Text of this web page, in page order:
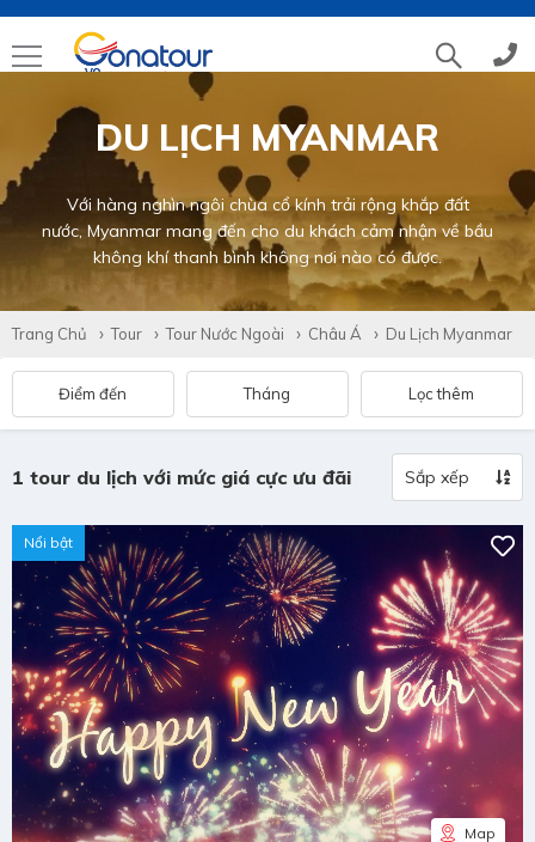
Tổng đài (028)39 14 18 18
Hotline tour nước ngoài 0786 711 611
Hotline tour trong nước 0783 336 116
Hotline tư vấn dịch vụ
DU LỊCH MYANMAR
Với hàng nghìn ngôi chùa cổ kính trải rộng khắp đất
nước, Myanmar mang đến cho du khách cảm nhận về bầu
không khí thanh bình không nơi nào có được.
Trang Chủ Tour Tour Nước Ngoài Châu Á Du Lịch Myanmar
Điểm đến Tháng Lọc thêm
1 tour du lịch với mức giá cực ưu đãi Sắp xếp
Nổi bật
Map